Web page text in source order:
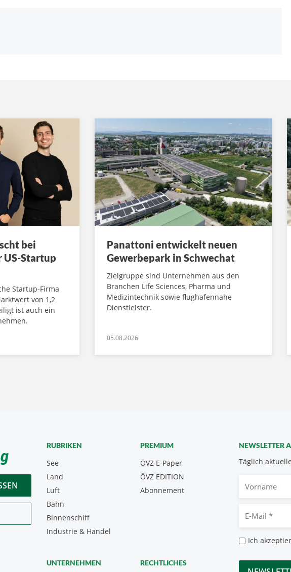
bei
US-Startup
Startup-Firma
von 1,2
ist auch ein
Panattoni entwickelt neuen
Gewerbepark in Schwechat
Zielgruppe sind Unternehmen aus den
Branchen Life Sciences, Pharma und
Medizintechnik sowie flughafennahe
Dienstleister.
05.08.2026
NEWSLETTER
Täglich
Mail
Ich
CAPTCHA
RUBRIKEN
See
Land
Luft
Bahn
Binnenschiff
Industrie & Handel
PREMIUM
ÖVZ E-Paper
Abonnement
ÖVZ EDITION
UNTERNEHMEN RECHTLICHES